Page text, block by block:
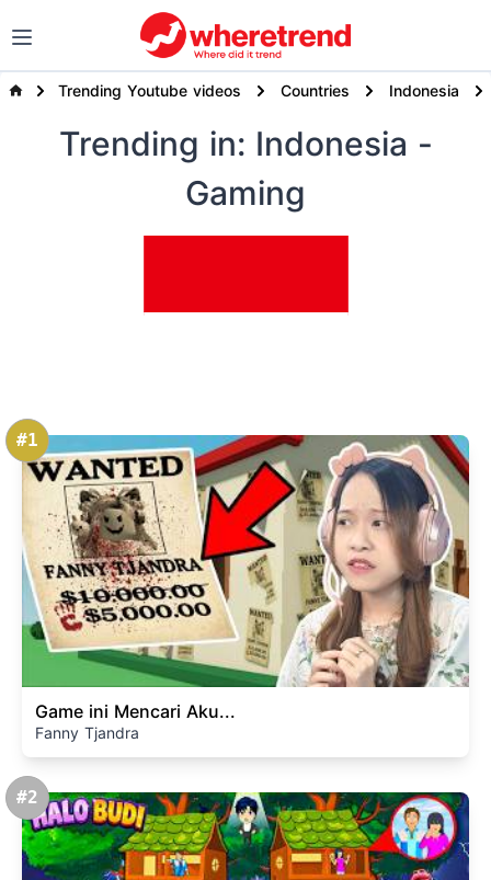
Trending Youtube videos Countries Indonesia
Trending in: Indonesia -
Gaming
#1
Game ini Mencari Aku...
Fanny Tjandra
#2